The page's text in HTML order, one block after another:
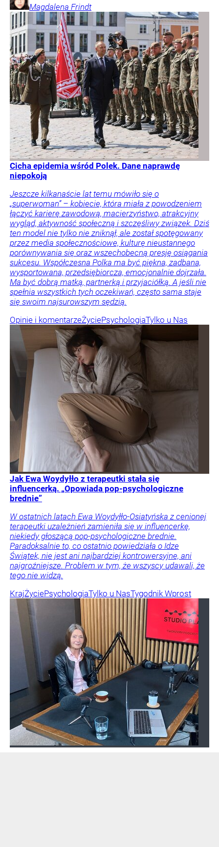
Magdalena Frindt
Cicha epidemia wśród Polek. Dane naprawdę
niepokoją
Jeszcze kilkanaście lat temu mówiło się o
„superwoman” – kobiecie, która miała z powodzeniem
łączyć karierę zawodową, macierzyństwo, atrakcyjny
wygląd, aktywność społeczną i szczęśliwy związek. Dziś
ten model nie tylko nie zniknął, ale został spotęgowany
przez media społecznościowe, kulturę nieustannego
porównywania się oraz wszechobecną presję osiągania
sukcesu. Współczesna Polka ma być piękna, zadbana,
wysportowana, przedsiębiorcza, emocjonalnie dojrzała.
Ma być dobrą matką, partnerką i przyjaciółką. A jeśli nie
spełnia wszystkich tych oczekiwań, często sama staje
się swoim najsurowszym sędzią.
Opinie i komentarzeŻyciePsychologiaTylko u Nas
Jak Ewa Woydyłło z terapeutki stała się
influencerką. „Opowiada pop-psychologiczne
brednie”
W ostatnich latach Ewa Woydyłło-Osiatyńska z cenionej
terapeutki uzależnień zamieniła się w influencerkę,
niekiedy głoszącą pop-psychologiczne brednie.
Paradoksalnie to, co ostatnio powiedziała o Idze
Świątek, nie jest ani najbardziej kontrowersyjne, ani
najgroźniejsze. Problem w tym, że wszyscy udawali, że
tego nie widzą.
KrajŻyciePsychologiaTylko u NasTygodnik Wprost